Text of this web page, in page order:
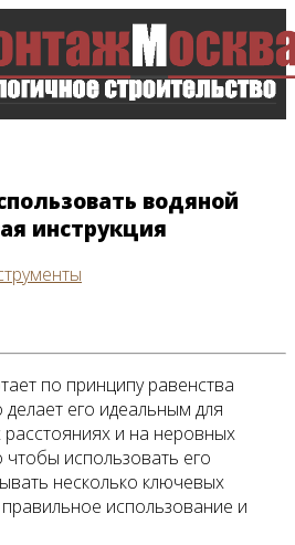
водяной
инструкция
по принципу равенства
его идеальным для
и на неровных
чтобы использовать его
несколько ключевых
использование и